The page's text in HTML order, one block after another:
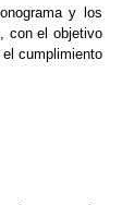
y los
con el objetivo
cumplimiento